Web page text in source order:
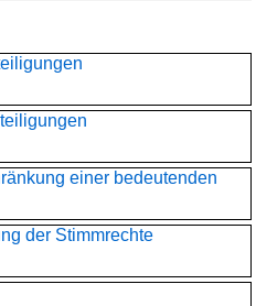
einer bedeutenden
der Stimmrechte